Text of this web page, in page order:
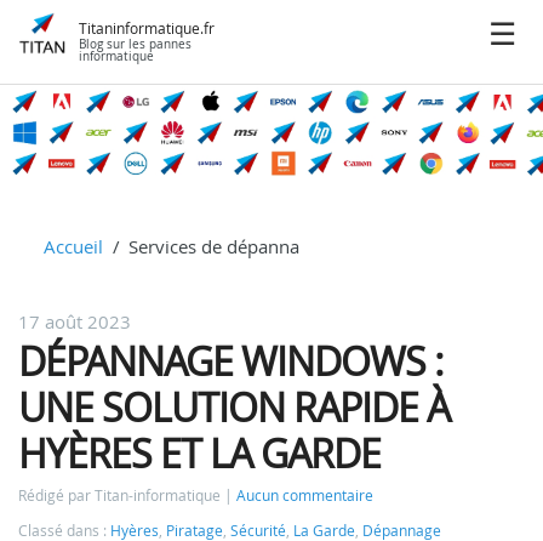
Titaninformatique.fr
Blog sur les pannes
informatique
Accueil Services de dépanna
17 août 2023
DÉPANNAGE WINDOWS :
UNE SOLUTION RAPIDE À
HYÈRES ET LA GARDE
Rédigé par Titan-informatique
Aucun commentaire
Classé dans : Hyères Piratage Sécurité La Garde Dépannage